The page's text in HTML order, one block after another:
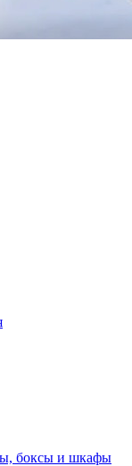
боксы и шкафы